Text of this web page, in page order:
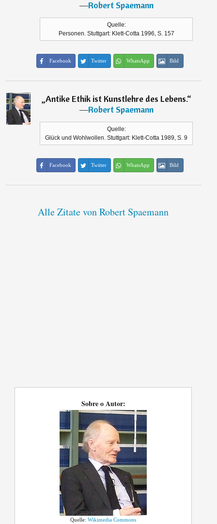
―Robert Spaemann
Quelle:
Personen. Stuttgart: Klett-Cotta 1996, S. 157
Facebook Twitter WhatsApp Bild
„Antike Ethik ist Kunstlehre des Lebens.“
―Robert Spaemann
Quelle:
Glück und Wohlwollen. Stuttgart: Klett-Cotta 1989, S. 9
Facebook Twitter WhatsApp Bild
Alle Zitate von Robert Spaemann
Sobre o Autor:
Quelle:Wikimedia Commons